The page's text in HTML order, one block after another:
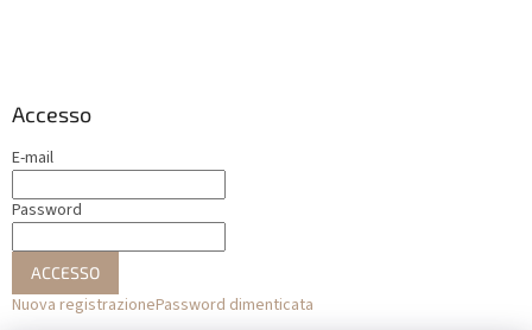
Accesso
E-mail
Password
ACCESSO
Nuova registrazionePassword dimenticata